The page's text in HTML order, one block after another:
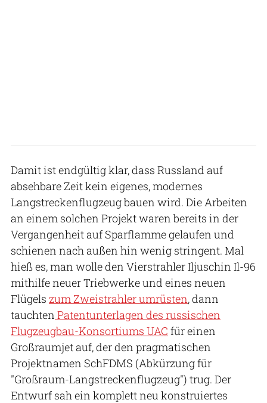
Damit ist endgültig klar, dass Russland auf
absehbare Zeit kein eigenes, modernes
Langstreckenflugzeug bauen wird. Die Arbeiten
an einem solchen Projekt waren bereits in der
Vergangenheit auf Sparflamme gelaufen und
schienen nach außen hin wenig stringent. Mal
hieß es, man wolle den Vierstrahler Iljuschin Il-96
mithilfe neuer Triebwerke und eines neuen
Flügels zum Zweistrahler umrüsten, dann
tauchten Patentunterlagen des russischen
Flugzeugbau-Konsortiums UAC für einen
Großraumjet auf, der den pragmatischen
Projektnamen SchFDMS (Abkürzung für
"Großraum-Langstreckenflugzeug") trug. Der
Entwurf sah ein komplett neu konstruiertes